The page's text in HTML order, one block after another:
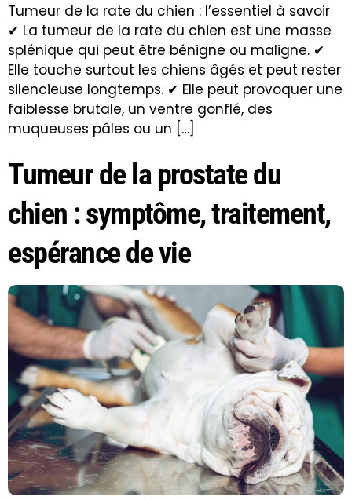
Tumeur de la rate du chien : l’essentiel à savoir
✔ La tumeur de la rate du chien est une masse
splénique qui peut être bénigne ou maligne. ✔
Elle touche surtout les chiens âgés et peut rester
silencieuse longtemps. ✔ Elle peut provoquer une
faiblesse brutale, un ventre gonflé, des
muqueuses pâles ou un […]
Tumeur de la prostate du
chien : symptôme, traitement,
espérance de vie